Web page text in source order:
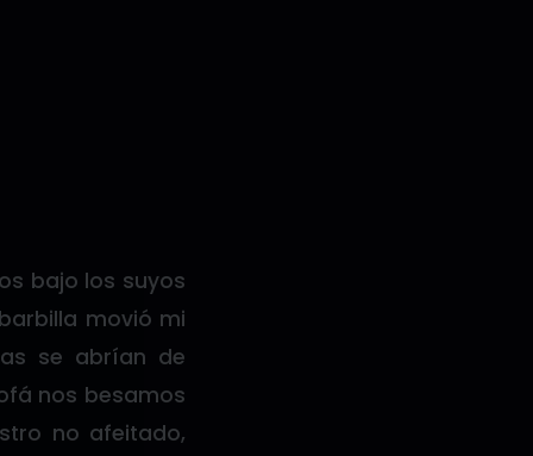
bajo los suyos
movió mi
se abrían de
nos besamos
no afeitado,